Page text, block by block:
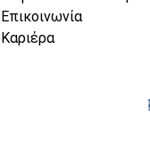
Επικοινωνία
Καριέρα